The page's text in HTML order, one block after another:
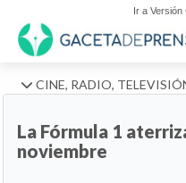
Ir a
CINE, RADIO,
La Fórmula 1
noviembre